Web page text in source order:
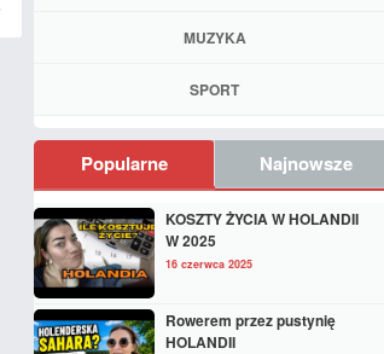
MUZYKA
SPORT
Popularne Najnowsze
KOSZTY ŻYCIA W HOLANDII
W 2025
16 czerwca 2025
Rowerem przez pustynię
HOLANDII